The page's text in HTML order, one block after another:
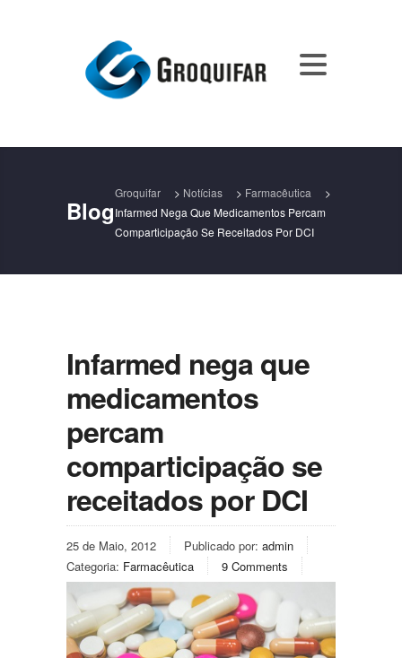
Blog
Groquifar > Notícias > Farmacêutica
>
Infarmed Nega Que Medicamentos Percam
Comparticipação Se Receitados Por DCI
Infarmed nega que
medicamentos
percam
comparticipação se
receitados por DCI
25 de Maio, 2012 Publicado por: admin
Categoria: Farmacêutica 9 Comments